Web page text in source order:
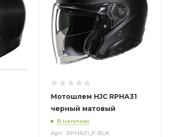
Мотошлем HJC RPHA31
черный матовый
В наличии
Арт.: RPHA31_F-BLK